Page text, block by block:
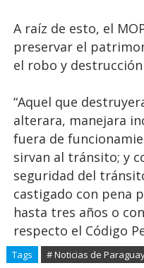
A raíz de esto, el
preservar el
el robo y
“Aquel que
alterara, manejara
fuera de
sirvan al tránsito; y
seguridad del
castigado con pena
hasta tres años o
respecto el Código
Tags # Noticias de